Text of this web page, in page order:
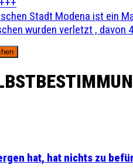
Stadt Modena ist ein
wurden verletzt , davon
hat, hat nichts zu